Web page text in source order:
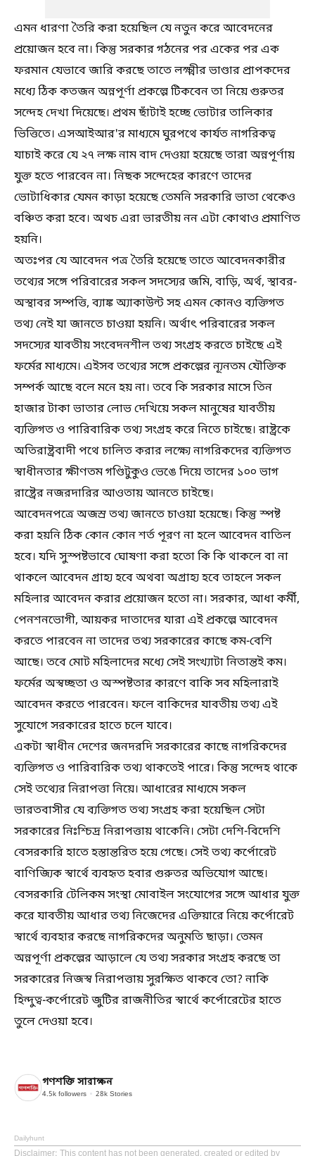
এমন ধারণা তৈরি করা হয়েছিল যে নতুন করে আবেদনের
প্রয়োজন হবে না। কিন্তু সরকার গঠনের পর একের পর এক
ফরমান যেভাবে জারি করছে তাতে লক্ষ্মীর ভাণ্ডার প্রাপকদের
মধ্যে ঠিক কতজন অন্নপূর্ণা প্রকল্পে টিকবেন তা নিয়ে গুরুতর
সন্দেহ দেখা দিয়েছে। প্রথম ছাঁটাই হচ্ছে ভোটার তালিকার
ভিত্তিতে। এসআইআর'র মাধ্যমে ঘুরপথে কার্যত নাগরিকত্ব
যাচাই করে যে ২৭ লক্ষ নাম বাদ দেওয়া হয়েছে তারা অন্নপূর্ণায়
যুক্ত হতে পারবেন না। নিছক সন্দেহের কারণে তাদের
ভোটাধিকার যেমন কাড়া হয়েছে তেমনি সরকারি ভাতা থেকেও
বঞ্চিত করা হবে। অথচ এরা ভারতীয় নন এটা কোথাও প্রমাণিত
হয়নি।
অতঃপর যে আবেদন পত্র তৈরি হয়েছে তাতে আবেদনকারীর
তথ্যের সঙ্গে পরিবারের সকল সদস্যের জমি, বাড়ি, অর্থ, স্থাবর-
অস্থাবর সম্পত্তি, ব্যাঙ্ক অ্যাকাউন্ট সহ এমন কোনও ব্যক্তিগত
তথ্য নেই যা জানতে চাওয়া হয়নি। অর্থাৎ পরিবারের সকল
সদস্যের যাবতীয় সংবেদনশীল তথ্য সংগ্রহ করতে চাইছে এই
ফর্মের মাধ্যমে। এইসব তথ্যের সঙ্গে প্রকল্পের ন্যূনতম যৌক্তিক
সম্পর্ক আছে বলে মনে হয় না। তবে কি সরকার মাসে তিন
হাজার টাকা ভাতার লোভ দেখিয়ে সকল মানুষের যাবতীয়
ব্যক্তিগত ও পারিবারিক তথ্য সংগ্রহ করে নিতে চাইছে। রাষ্ট্রকে
অতিরাষ্ট্রবাদী পথে চালিত করার লক্ষ্যে নাগরিকদের ব্যক্তিগত
স্বাধীনতার ক্ষীণতম গণ্ডিটুকুও ভেঙে দিয়ে তাদের ১০০ ভাগ
রাষ্ট্রের নজরদারির আওতায় আনতে চাইছে।
আবেদনপত্রে অজস্র তথ্য জানতে চাওয়া হয়েছে। কিন্তু স্পষ্ট
করা হয়নি ঠিক কোন কোন শর্ত পূরণ না হলে আবেদন বাতিল
হবে। যদি সুস্পষ্টভাবে ঘোষণা করা হতো কি কি থাকলে বা না
থাকলে আবেদন গ্রাহ্য হবে অথবা অগ্রাহ্য হবে তাহলে সকল
মহিলার আবেদন করার প্রয়োজন হতো না। সরকার, আধা কর্মী,
পেনশনভোগী, আয়কর দাতাদের যারা এই প্রকল্পে আবেদন
করতে পারবেন না তাদের তথ্য সরকারের কাছে কম-বেশি
আছে। তবে মোট মহিলাদের মধ্যে সেই সংখ্যাটা নিতান্তই কম।
ফর্মের অস্বচ্ছতা ও অস্পষ্টতার কারণে বাকি সব মহিলারাই
আবেদন করতে পারবেন। ফলে বাকিদের যাবতীয় তথ্য এই
সুযোগে সরকারের হাতে চলে যাবে।
একটা স্বাধীন দেশের জনদরদি সরকারের কাছে নাগরিকদের
ব্যক্তিগত ও পারিবারিক তথ্য থাকতেই পারে। কিন্তু সন্দেহ থাকে
সেই তথ্যের নিরাপত্তা নিয়ে। আধারের মাধ্যমে সকল
ভারতবাসীর যে ব্যক্তিগত তথ্য সংগ্রহ করা হয়েছিল সেটা
সরকারের নিঃশ্চিদ্র নিরাপত্তায় থাকেনি। সেটা দেশি-বিদেশি
বেসরকারি হাতে হস্তান্তরিত হয়ে গেছে। সেই তথ্য কর্পোরেট
বাণিজ্যিক স্বার্থে ব্যবহৃত হবার গুরুতর অভিযোগ আছে।
বেসরকারি টেলিকম সংস্থা মোবাইল সংযোগের সঙ্গে আধার যুক্ত
করে যাবতীয় আধার তথ্য নিজেদের এক্তিয়ারে নিয়ে কর্পোরেট
স্বার্থে ব্যবহার করছে নাগরিকদের অনুমতি ছাড়া। তেমন
অন্নপূর্ণা প্রকল্পের আড়ালে যে তথ্য সরকার সংগ্রহ করছে তা
সরকারের নিজস্ব নিরাপত্তায় সুরক্ষিত থাকবে তো? নাকি
হিন্দুত্ব-কর্পোরেট জুটির রাজনীতির স্বার্থে কর্পোরেটের হাতে
তুলে দেওয়া হবে।
গণশক্তি সারাক্ষন
4.5k followers 28k Stories
Dailyhunt